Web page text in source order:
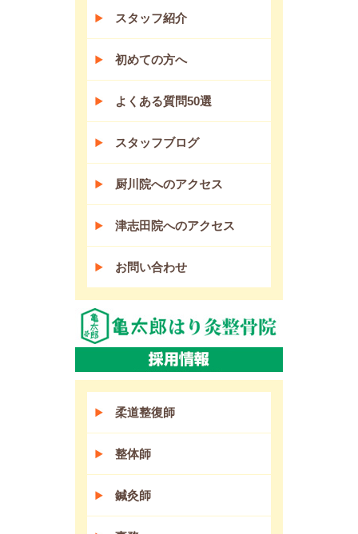
スタッフ紹介
初めての方へ
よくある質問50選
スタッフブログ
厨川院へのアクセス
津志田院へのアクセス
お問い合わせ
柔道整復師
整体師
鍼灸師